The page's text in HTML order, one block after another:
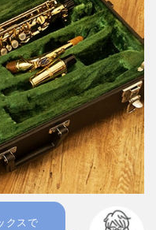
クスで